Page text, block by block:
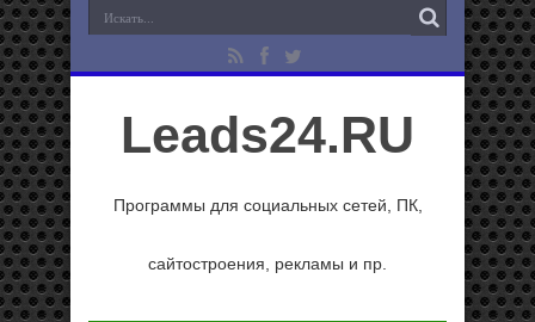
Leads24.RU
Программы для социальных сетей, ПК,
сайтостроения, рекламы и пр.